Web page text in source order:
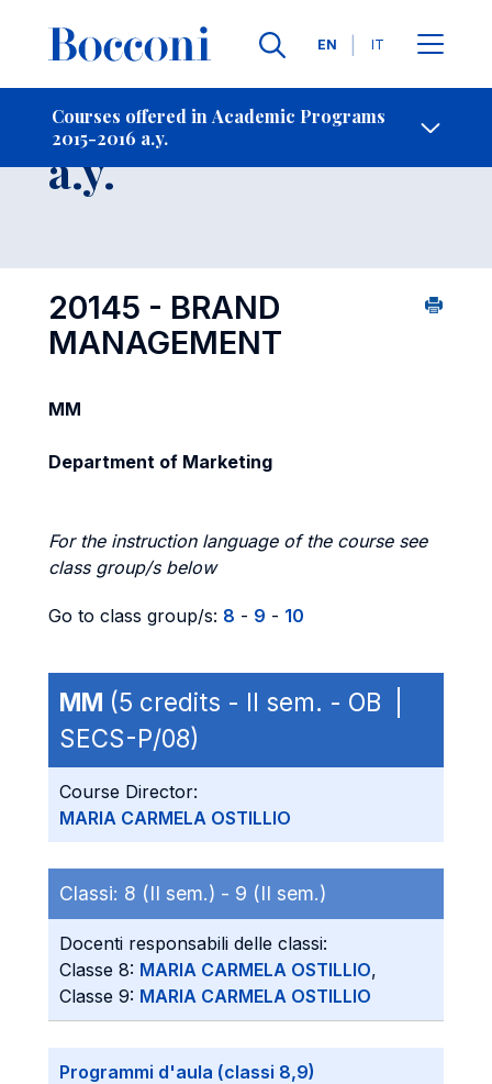
Languages
EN IT
Courses offered in Academic Programs
2015-2016 a.y.
- Contact Us
Course 2015-2016
a.y.
20145 - BRAND
MANAGEMENT
MM
Department of Marketing
For the instruction language of the course see
class group/s below
Go to class group/s: 8 - 9 - 10
MM (5 credits - II sem. - OB |
SECS-P/08)
Course Director:
MARIA CARMELA OSTILLIO
Classi: 8 (II sem.) - 9 (II sem.)
Docenti responsabili delle classi:
Classe 8: MARIA CARMELA OSTILLIO,
Classe 9: MARIA CARMELA OSTILLIO
Programmi d'aula (classi 8,9)